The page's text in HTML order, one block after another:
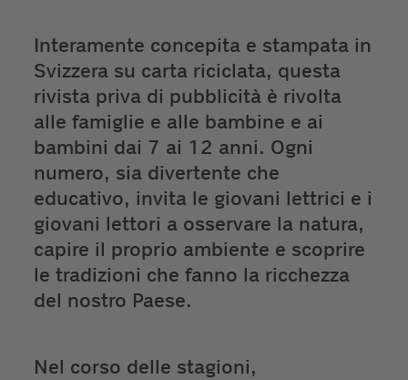
Interamente concepita e stampata in
Svizzera su carta riciclata, questa
rivista priva di pubblicità è rivolta
alle famiglie e alle bambine e ai
bambini dai 7 ai 12 anni. Ogni
numero, sia divertente che
educativo, invita le giovani lettrici e i
giovani lettori a osservare la natura,
capire il proprio ambiente e scoprire
le tradizioni che fanno la ricchezza
del nostro Paese.
Nel corso delle stagioni,